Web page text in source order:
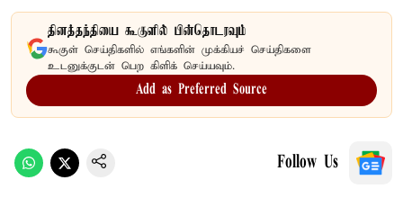
தினத்தந்தியை கூகுளில் பின்தொடரவும்
கூகுள் செய்திகளில் எங்களின் முக்கியச் செய்திகளை
உடனுக்குடன் பெற கிளிக் செய்யவும்.
Add as Preferred Source
Follow Us